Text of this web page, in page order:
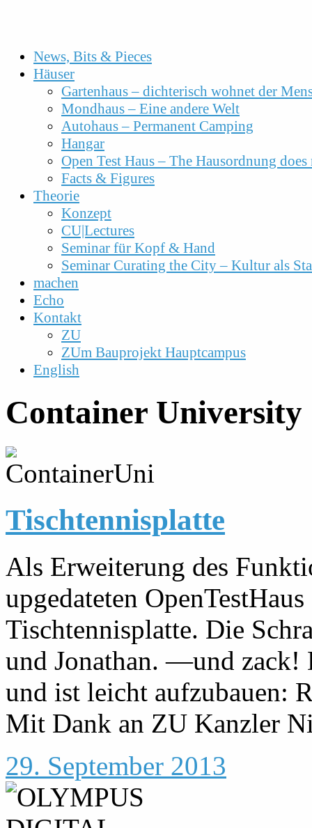
News, Bits & Pieces
Häuser
Gartenhaus – dichterisch wohnet der
Mondhaus – Eine andere Welt
Autohaus – Permanent Camping
Hangar
Open Test Haus – The Hausordnung
Facts & Figures
Theorie
Konzept
CU|Lectures
Seminar für Kopf & Hand
Seminar Curating the City – Kultur als
machen
Echo
Kontakt
ZU
ZUm Bauprojekt Hauptcampus
English
Container University
Tischtennisplatte
Als Erweiterung des
upgedateten
Tischtennisplatte. Die
und Jonathan. —und zack!
und ist leicht aufzubauen:
Mit Dank an ZU Kanzler
29. September 2013